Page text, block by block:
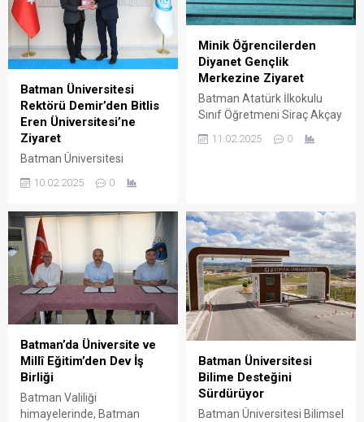
Batman Üniversitesi
Rektörü Demir’den Bitlis
Eren Üniversitesi’ne
Ziyaret
Batman Üniversitesi
Bitlis Eren Üniversitesi
Elmastaş’ı makamında
ziyaret etti.
10.02.2025 0
Minik Öğrencilerden
Diyanet Gençlik
Merkezine Ziyaret
Batman Atatürk İlkokulu
Sınıf Öğretmeni Siraç Akçay
Külliyesi ile Diyanet Gençlik
hakkında bilgilendirilen
öğrenciler, mekanları
gezerek keyifli vakit geçirdi.
11.02.2025 0
Batman’da Üniversite ve
Millî Eğitim’den Dev İş
Birliği
Batman Valiliği
himayelerinde, Batman
Batman Üniversitesi
Bilime Desteğini
Sürdürüyor
Batman Üniversitesi Bilimsel